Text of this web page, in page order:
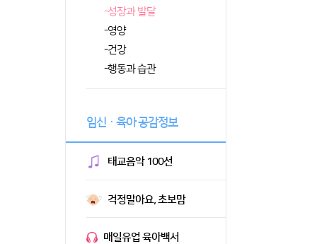
-성장과 발달
-영양
-건강
-행동과 습관
임신ㆍ육아 공감정보
태교음악 100선
걱정말아요, 초보맘
매일유업 육아백서